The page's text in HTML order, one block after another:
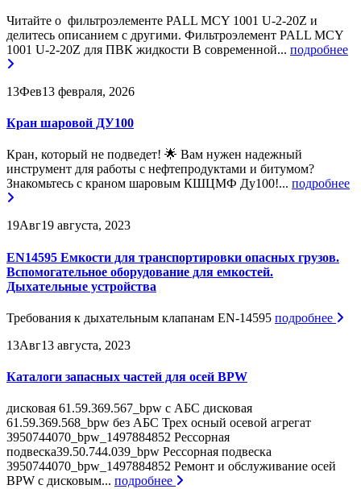
Читайте о фильтроэлементе PALL MCY 1001 U-2-20Z и
делитесь описанием с другими. Фильтроэлемент PALL MCY
1001 U-2-20Z для ПВК жидкости В современной... подробнее
13Фев13 февраля, 2026
Кран шаровой ДУ100
Кран, который не подведет! 🌟 Вам нужен надежный
инструмент для работы с нефтепродуктами и битумом?
Знакомьтесь с краном шаровым КШЦМФ Ду100!... подробнее
19Авг19 августа, 2023
EN14595 Емкости для транспортировки опасных грузов.
Вспомогательное оборудование для емкостей.
Дыхательные устройства
Требования к дыхательным клапанам EN-14595 подробнее
13Авг13 августа, 2023
Каталоги запасных частей для осей BPW
дисковая 61.59.369.567_bpw с АБС дисковая
61.59.369.568_bpw без АБС Трех осный осевой агрегат
3950744070_bpw_1497884852 Рессорная
подвеска39.50.744.039_bpw Рессорная подвеска
3950744070_bpw_1497884852 Ремонт и обслуживание осей
BPW с дисковым... подробнее